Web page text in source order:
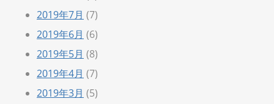
2019年7月 (7)
2019年6月 (6)
2019年5月 (8)
2019年4月 (7)
2019年3月 (5)